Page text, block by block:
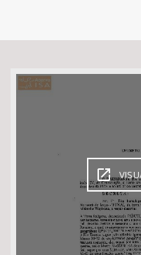
Tema
Subtema
Área Protegida